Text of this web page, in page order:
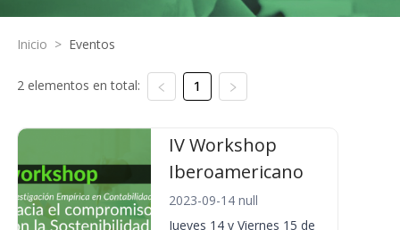
Inicio > Eventos
2 elementos en total: 1
IV Workshop
Iberoamericano
2023-09-14 null
Jueves 14 y Viernes 15 de